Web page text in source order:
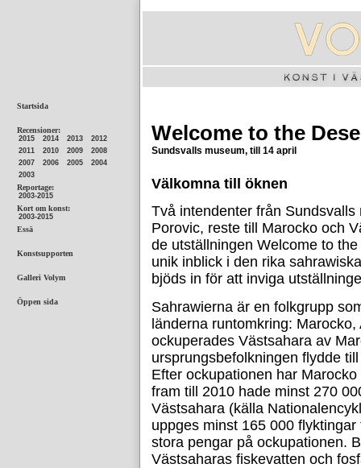
Welcome to the
Sundsvalls museum, till 14 april
Välkomna till öknen
Två intendenter från
Porovic, reste till Marocko och
de utställningen Welcome to
unik inblick i den rika
bjöds in för att inviga
Sahrawierna är en folkgrupp
länderna runtomkring:
ockuperades Västsahara av
ursprungsbefolkningen flydde
Efter ockupationen har
fram till 2010 hade minst 270
Västsahara (källa
uppges minst 165 000
stora pengar på ockupationen.
Västsaharas fiskevatten och